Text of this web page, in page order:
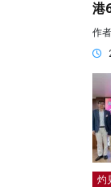
港
作
灼